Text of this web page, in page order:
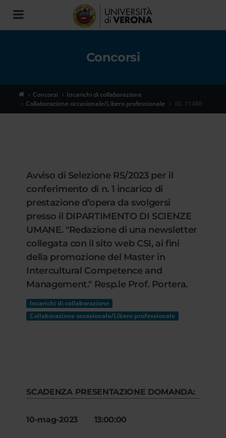
Toggle
navigation
Concorsi
Concorsi
Incarichi di collaborazione
Collaborazione occasionale/Libero professionale
ID. 11486
Avviso di Selezione R5/2023 per il
conferimento di n. 1 incarico di
prestazione d’opera da svolgersi
presso il DIPARTIMENTO DI SCIENZE
UMANE. "Redazione di una newsletter
collegata con il sito web CSI, ai fini
della promozione del Master in
Intercultural Competence and
Management." Resp.le Prof. Portera.
Incarichi di collaborazione
Collaborazione occasionale/Libero professionale
SCADENZA PRESENTAZIONE DOMANDA:
10-mag-2023 13:00:00